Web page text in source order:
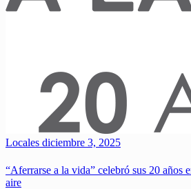
Locales diciembre 3, 2025
“Aferrarse a la vida” celebró sus 20 años
aire